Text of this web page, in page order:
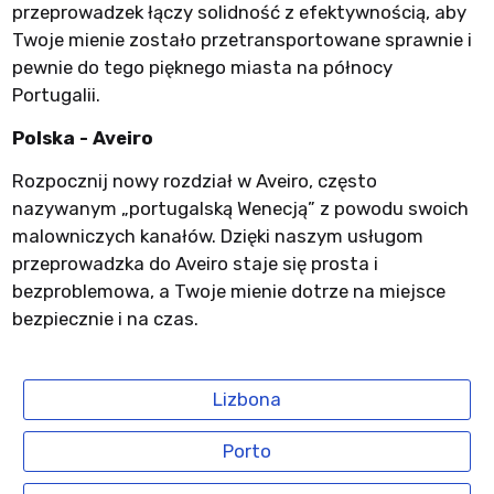
przeprowadzek łączy solidność z efektywnością, aby
Twoje mienie zostało przetransportowane sprawnie i
pewnie do tego pięknego miasta na północy
Portugalii.
Polska - Aveiro
Rozpocznij nowy rozdział w Aveiro, często
nazywanym „portugalską Wenecją” z powodu swoich
malowniczych kanałów. Dzięki naszym usługom
przeprowadzka do Aveiro staje się prosta i
bezproblemowa, a Twoje mienie dotrze na miejsce
bezpiecznie i na czas.
Lizbona
Porto